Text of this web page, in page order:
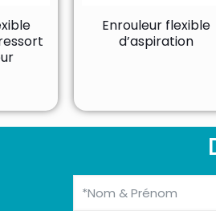
Enrouleur flexible
d’aspiration